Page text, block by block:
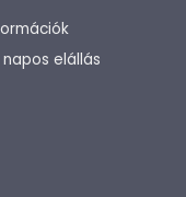
elállás